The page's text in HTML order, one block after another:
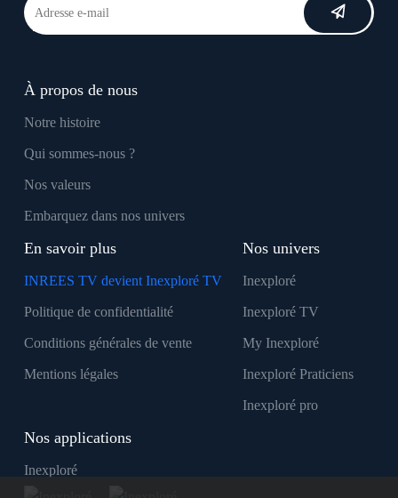
À propos de nous
Notre histoire
Qui sommes-nous ?
Nos valeurs
Embarquez dans nos univers
En savoir plus
INREES TV devient Inexploré TV
Politique de confidentialité
Conditions générales de vente
Mentions légales
Nos univers
Inexploré
Inexploré TV
My Inexploré
Inexploré Praticiens
Inexploré pro
Nos applications
Inexploré